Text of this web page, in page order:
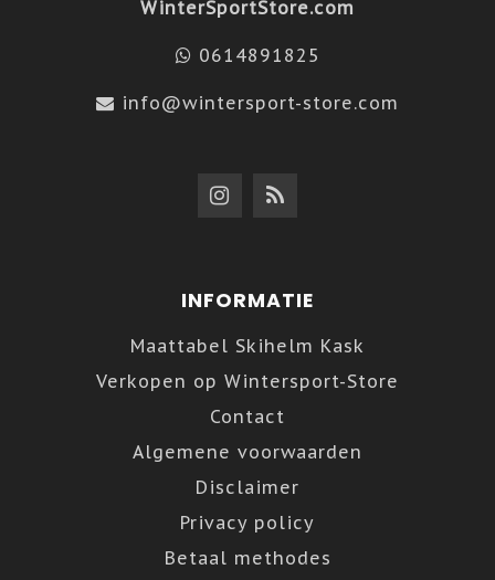
WinterSportStore.com
0614891825
info@wintersport-store.com
INFORMATIE
Maattabel Skihelm Kask
Verkopen op Wintersport-Store
Contact
Algemene voorwaarden
Disclaimer
Privacy policy
Betaal methodes